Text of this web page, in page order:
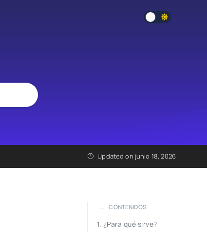
Updated on junio 18, 2026
CONTENIDOS
¿Para qué sirve?